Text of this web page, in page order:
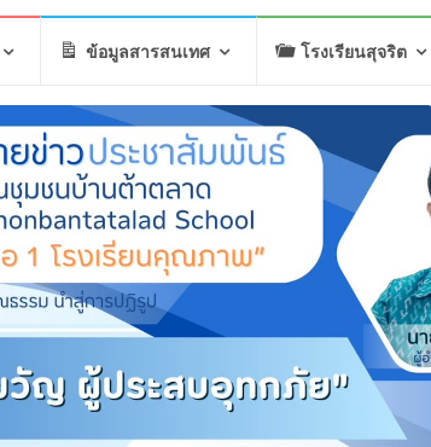
ข้อมูลสารสนเทศ โรงเรียนสุจริต